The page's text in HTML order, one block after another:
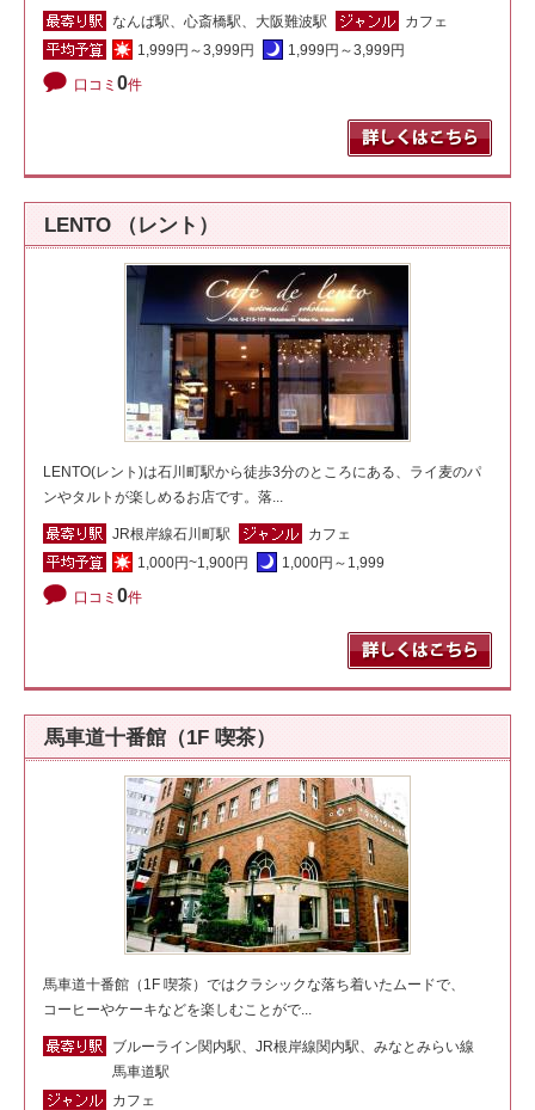
なんば駅、心斎橋駅、大阪難波駅
カフェ
1,999円～3,999円
1,999円～3,999円
口コミ 0件
LENTO （レント）
LENTO(レント)は石川町駅から徒歩3分のところにある、ライ麦のパ
ンやタルトが楽しめるお店です。落...
JR根岸線石川町駅
カフェ
1,000円~1,900円
1,000円～1,999
口コミ 0件
馬車道十番館（1F 喫茶）
馬車道十番館（1F 喫茶）ではクラシックな落ち着いたムードで、
コーヒーやケーキなどを楽しむことがで...
ブルーライン関内駅、JR根岸線関内駅、みなとみらい線
馬車道駅
カフェ